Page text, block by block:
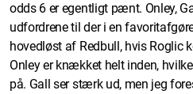
odds 6 er egentligt pænt. Onley,
udfordrene til der i en
hovedløst af Redbull, hvis Roglic
Onley er knækket helt inden,
på. Gall ser stærk ud, men jeg